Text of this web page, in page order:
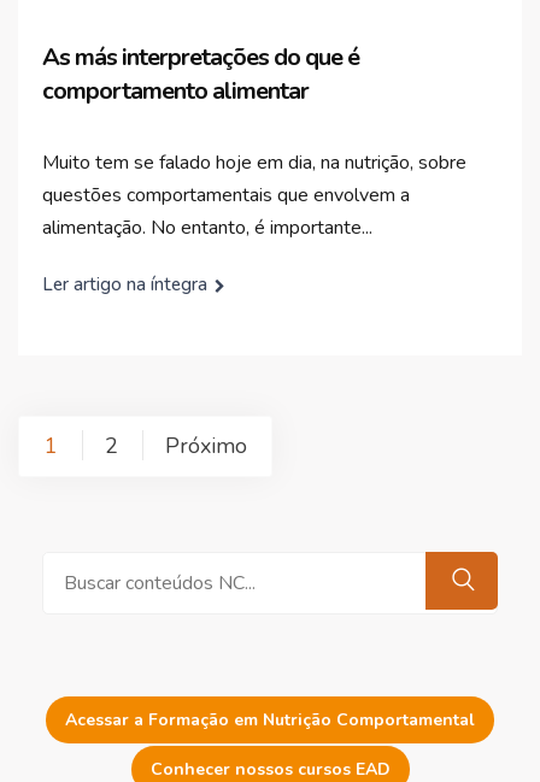
As más interpretações do que é
comportamento alimentar
Muito tem se falado hoje em dia, na nutrição, sobre
questões comportamentais que envolvem a
alimentação. No entanto, é importante...
Ler artigo na íntegra
Paginação
1 2 Próximo
Acessar a Formação em Nutrição Comportamental
Conhecer nossos cursos EAD